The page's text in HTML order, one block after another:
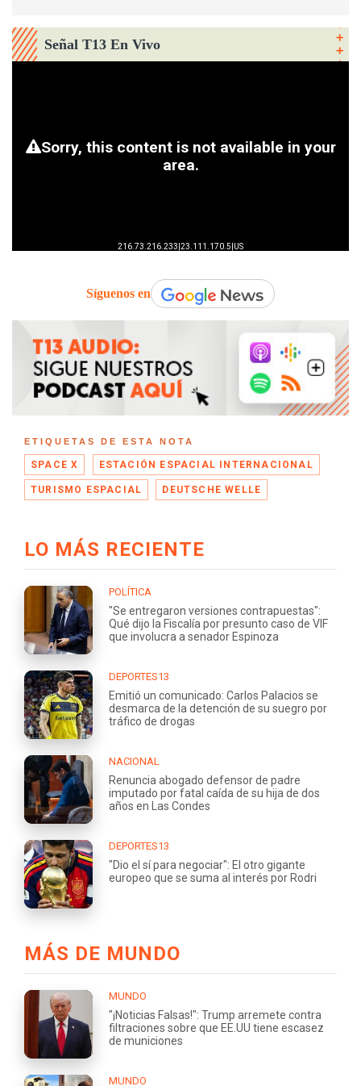
Señal T13 En Vivo
Síguenos en
ETIQUETAS DE ESTA NOTA
SPACE X ESTACIÓN ESPACIAL INTERNACIONAL
TURISMO ESPACIAL DEUTSCHE WELLE
LO MÁS RECIENTE
POLÍTICA
"Se entregaron versiones contrapuestas":
Qué dijo la Fiscalía por presunto caso de VIF
que involucra a senador Espinoza
DEPORTES13
Emitió un comunicado: Carlos Palacios se
desmarca de la detención de su suegro por
tráfico de drogas
NACIONAL
Renuncia abogado defensor de padre
imputado por fatal caída de su hija de dos
años en Las Condes
DEPORTES13
"Dio el sí para negociar": El otro gigante
europeo que se suma al interés por Rodri
MÁS DE MUNDO
MUNDO
"¡Noticias Falsas!": Trump arremete contra
filtraciones sobre que EE.UU tiene escasez
de municiones
MUNDO